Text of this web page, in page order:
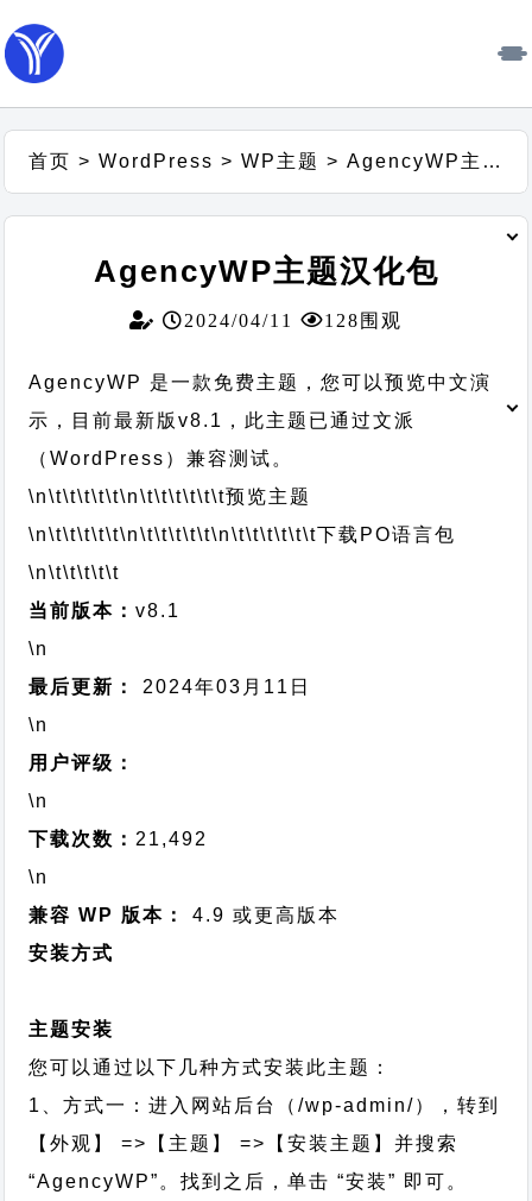
首页 >WordPress >WP主题 >AgencyWP主题汉化包
AgencyWP主题汉化包
2024/04/11 128围观
AgencyWP 是一款免费主题，您可以预览中文演
示，目前最新版v8.1，此主题已通过文派
（WordPress）兼容测试。
\n\t\t\t\t\t\n\t\t\t\t\t\t预览主题
\n\t\t\t\t\t\n\t\t\t\t\t\n\t\t\t\t\t\t下载PO语言包
\n\t\t\t\t\t
当前版本：v8.1
\n
最后更新：
2024年03月11日
\n
用户评级：
\n
下载次数： 21,492
\n
兼容 WP 版本：
4.9 或更高版本
安装方式
主题安装
您可以通过以下几种方式安装此主题：
1、方式一：进入网站后台（/wp-admin/），转到
【外观】 =>【主题】 =>【安装主题】并搜索
“AgencyWP”。找到之后，单击 “安装” 即可。